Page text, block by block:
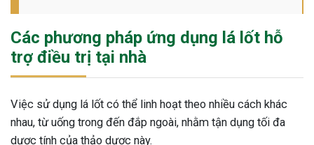
Các phương pháp ứng dụng lá lốt hỗ
trợ điều trị tại nhà
Việc sử dụng lá lốt có thể linh hoạt theo nhiều cách khác
nhau, từ uống trong đến đắp ngoài, nhằm tận dụng tối đa
dược tính của thảo dược này.